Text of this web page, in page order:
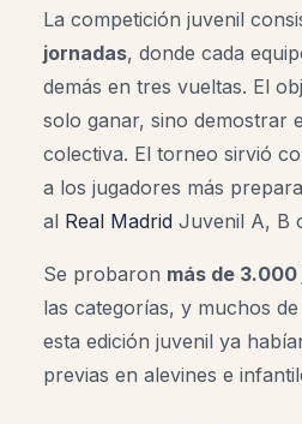
La competición juvenil
jornadas, donde cada
demás en tres vueltas. El
solo ganar, sino demostrar
colectiva. El torneo sirvió
a los jugadores más
al Real Madrid Juvenil A, B
Se probaron más de
las categorías, y muchos
esta edición juvenil ya
previas en alevines e